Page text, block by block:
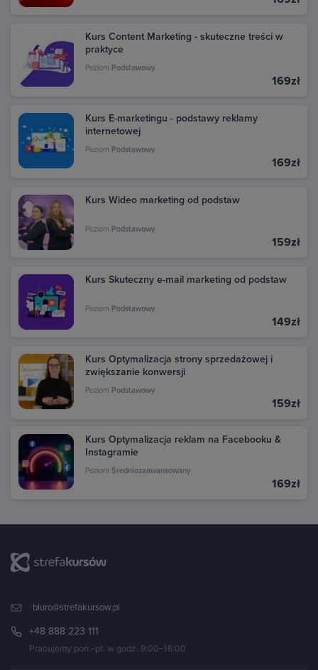
Kurs Content Marketing - skuteczne treści w
praktyce
Poziom Podstawowy
169zł
Kurs E-marketingu - podstawy reklamy
internetowej
Poziom Podstawowy
169zł
Kurs Wideo marketing od podstaw
Poziom Podstawowy
159zł
Kurs Skuteczny e-mail marketing od podstaw
Poziom Podstawowy
149zł
Kurs Optymalizacja strony sprzedażowej i
zwiększanie konwersji
Poziom Podstawowy
159zł
Kurs Optymalizacja reklam na Facebooku &
Instagramie
Poziom Średniozaawansowany
169zł
biuro@strefakursow.pl
+48 888 223 111
Pracujemy pon.–pt. w godz. 9:00–16:00